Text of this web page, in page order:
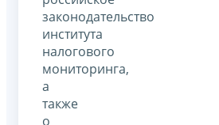
законодательство
института
налогового
мониторинга,
а
также
о